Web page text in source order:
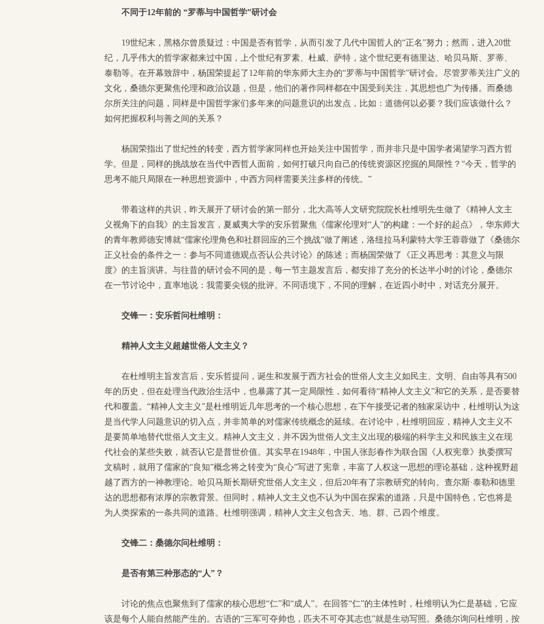
不同于12年前的 “罗蒂与中国哲学”研讨会
19世纪末，黑格尔曾质疑过：中国是否有哲学，从而引发了几代中国哲人的“正名”努力；然而，进入20世
纪，几乎伟大的哲学家都来过中国，上个世纪有罗素、杜威、萨特，这个世纪更有德里达、哈贝马斯、罗蒂、
泰勒等。在开幕致辞中，杨国荣提起了12年前的华东师大主办的“罗蒂与中国哲学”研讨会。尽管罗蒂关注广义的
文化，桑德尔更聚焦伦理和政治议题，但是，他们的著作同样都在中国受到关注，其思想也广为传播。而桑德
尔所关注的问题，同样是中国哲学家们多年来的问题意识的出发点，比如：道德何以必要？我们应该做什么？
如何把握权利与善之间的关系？
杨国荣指出了世纪性的转变，西方哲学家同样也开始关注中国哲学，而并非只是中国学者渴望学习西方哲
学。但是，同样的挑战放在当代中西哲人面前，如何打破只向自己的传统资源区挖掘的局限性？“今天，哲学的
思考不能只局限在一种思想资源中，中西方同样需要关注多样的传统。”
带着这样的共识，昨天展开了研讨会的第一部分，北大高等人文研究院院长杜维明先生做了《精神人文主
义视角下的自我》的主旨发言，夏威夷大学的安乐哲聚焦《儒家伦理对“人”的构建：一个好的起点》，华东师大
的青年教师德安博就“儒家伦理角色和社群回应的三个挑战”做了阐述，洛纽拉马利蒙特大学王蓉蓉做了《桑德尔
正义社会的条件之一：参与不同道德观点否认公共讨论》的陈述；而杨国荣做了《正义再思考：其意义与限
度》的主旨演讲。与往昔的研讨会不同的是，每一节主题发言后，都安排了充分的长达半小时的讨论，桑德尔
在一节讨论中，直率地说：我需要尖锐的批评。不同语境下，不同的理解，在近四小时中，对话充分展开。
交锋一：安乐哲问杜维明：
精神人文主义超越世俗人文主义？
在杜维明主旨发言后，安乐哲提问，诞生和发展于西方社会的世俗人文主义如民主、文明、自由等具有500
年的历史，但在处理当代政治生活中，也暴露了其一定局限性，如何看待“精神人文主义”和它的关系，是否要替
代和覆盖。“精神人文主义”是杜维明近几年思考的一个核心思想，在下午接受记者的独家采访中，杜维明认为这
是当代学人问题意识的切入点，并非简单的对儒家传统概念的延续。在讨论中，杜维明回应，精神人文主义不
是要简单地替代世俗人文主义。精神人文主义，并不因为世俗人文主义出现的极端的科学主义和民族主义在现
代社会的某些失败，就否认它是普世价值。其实早在1948年，中国人张彭春作为联合国《人权宪章》执委撰写
文稿时，就用了儒家的“良知”概念将之转变为“良心”写进了宪章，丰富了人权这一思想的理论基础，这种视野超
越了西方的一神教理论。哈贝马斯长期研究世俗人文主义，但后20年有了宗教研究的转向。查尔斯·泰勒和德里
达的思想都有浓厚的宗教背景。但同时，精神人文主义也不认为中国在探索的道路，只是中国特色，它也将是
为人类探索的一条共同的道路。杜维明强调，精神人文主义包含天、地、群、己四个维度。
交锋二：桑德尔问杜维明：
是否有第三种形态的“人”？
讨论的焦点也聚焦到了儒家的核心思想“仁”和“成人”。在回答“仁”的主体性时，杜维明认为仁是基础，它应
该是每个人能自然能产生的。古语的“三军可夺帅也，匹夫不可夺其志也”就是生动写照。桑德尔询问杜维明，按